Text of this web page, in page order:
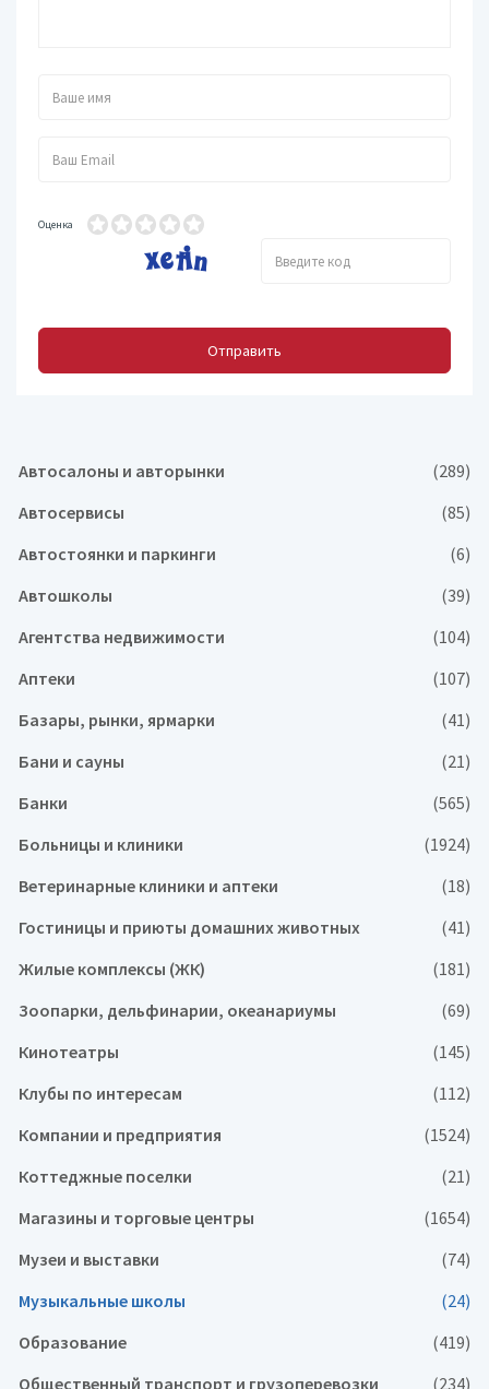
Оценка
Отправить
Автосалоны и авторынки
(289)
Автосервисы
(85)
Автостоянки и паркинги
(6)
Автошколы
(39)
Агентства недвижимости
(104)
Аптеки
(107)
Базары, рынки, ярмарки
(41)
Бани и сауны
(21)
Банки
(565)
Больницы и клиники
(1924)
Ветеринарные клиники и аптеки
(18)
Гостиницы и приюты домашних животных
(41)
Жилые комплексы (ЖК)
(181)
Зоопарки, дельфинарии, океанариумы
(69)
Кинотеатры
(145)
Клубы по интересам
(112)
Компании и предприятия
(1524)
Коттеджные поселки
(21)
Магазины и торговые центры
(1654)
Музеи и выставки
(74)
Музыкальные школы
(24)
Образование
(419)
Общественный транспорт и грузоперевозки
(234)